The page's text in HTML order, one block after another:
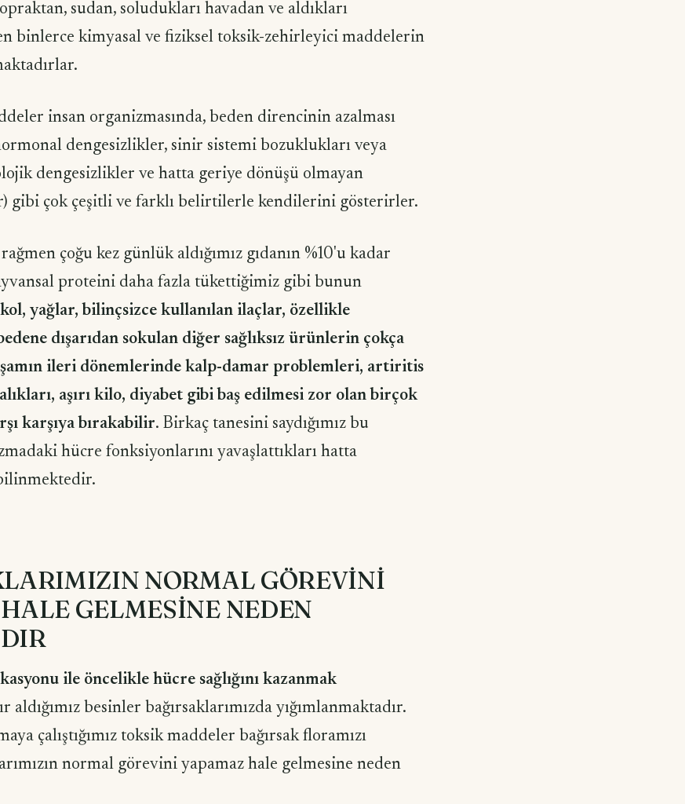
sudan, soludukları havadan ve aldıkları
binlerce kimyasal ve fiziksel toksik-zehirleyici maddelerin
insan organizmasında, beden direncinin azalması
dengesizlikler, sinir sistemi bozuklukları veya
dengesizlikler ve hatta geriye dönüşü olmayan
gibi çok çeşitli ve farklı belirtilerle kendilerini gösterirler.
çoğu kez günlük aldığımız gıdanın %10'u kadar
proteini daha fazla tükettiğimiz gibi bunun
yağlar, bilinçsizce kullanılan ilaçlar, özellikle
dışarıdan sokulan diğer sağlıksız ürünlerin çokça
ileri dönemlerinde kalp-damar problemleri, artiritis
aşırı kilo, diyabet gibi baş edilmesi zor olan birçok
karşıya bırakabilir. Birkaç tanesini saydığımız bu
hücre fonksiyonlarını yavaşlattıkları hatta
NORMAL GÖREVİNİ
GELMESİNE NEDEN
ile öncelikle hücre sağlığını kazanmak
aldığımız besinler bağırsaklarımızda yığımlanmaktadır.
çalıştığımız toksik maddeler bağırsak floramızı
normal görevini yapamaz hale gelmesine neden